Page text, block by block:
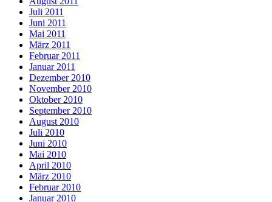
Juli 2011
Juni 2011
Mai 2011
März 2011
Februar 2011
Januar 2011
Dezember 2010
November 2010
Oktober 2010
September 2010
August 2010
Juli 2010
Juni 2010
Mai 2010
April 2010
März 2010
Februar 2010
Januar 2010